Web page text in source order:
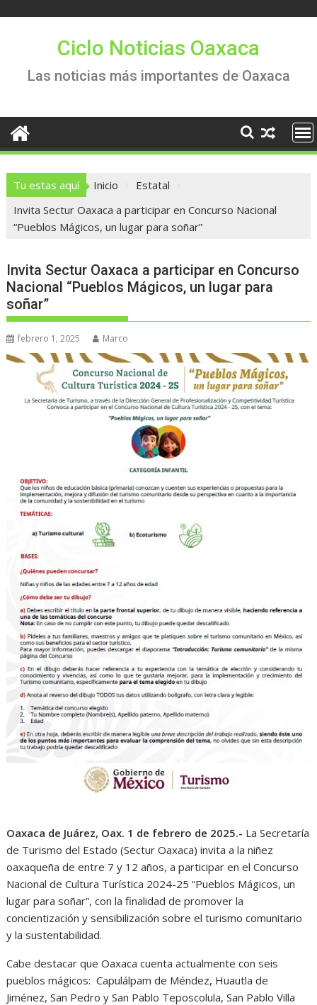
Ciclo Noticias Oaxaca
Las noticias más importantes de Oaxaca
Tu estas aquí Inicio
Estatal
Invita Sectur Oaxaca a participar en Concurso Nacional
“Pueblos Mágicos, un lugar para soñar”
Invita Sectur Oaxaca a participar en Concurso
Nacional “Pueblos Mágicos, un lugar para
soñar”
febrero 1, 2025 Marco
Oaxaca de Juárez, Oax. 1 de febrero de 2025.- La Secretaría
de Turismo del Estado (Sectur Oaxaca) invita a la niñez
oaxaqueña de entre 7 y 12 años, a participar en el Concurso
Nacional de Cultura Turística 2024-25 “Pueblos Mágicos, un
lugar para soñar”, con la finalidad de promover la
concientización y sensibilización sobre el turismo comunitario
y la sustentabilidad.
Cabe destacar que Oaxaca cuenta actualmente con seis
pueblos mágicos: Capulálpam de Méndez, Huautla de
Jiménez, San Pedro y San Pablo Teposcolula, San Pablo Villa